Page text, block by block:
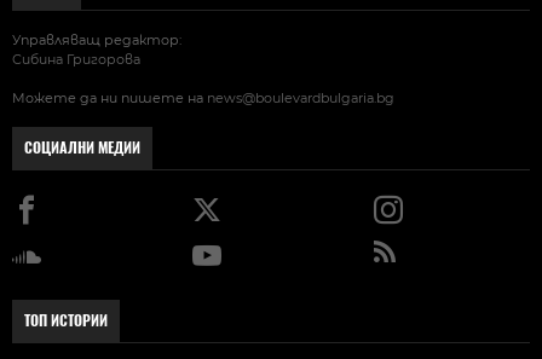
Управляващ редактор:
Сибина Григорова
Можете да ни пишете на news@boulevardbulgaria.bg
СОЦИАЛНИ МЕДИИ
ТОП ИСТОРИИ